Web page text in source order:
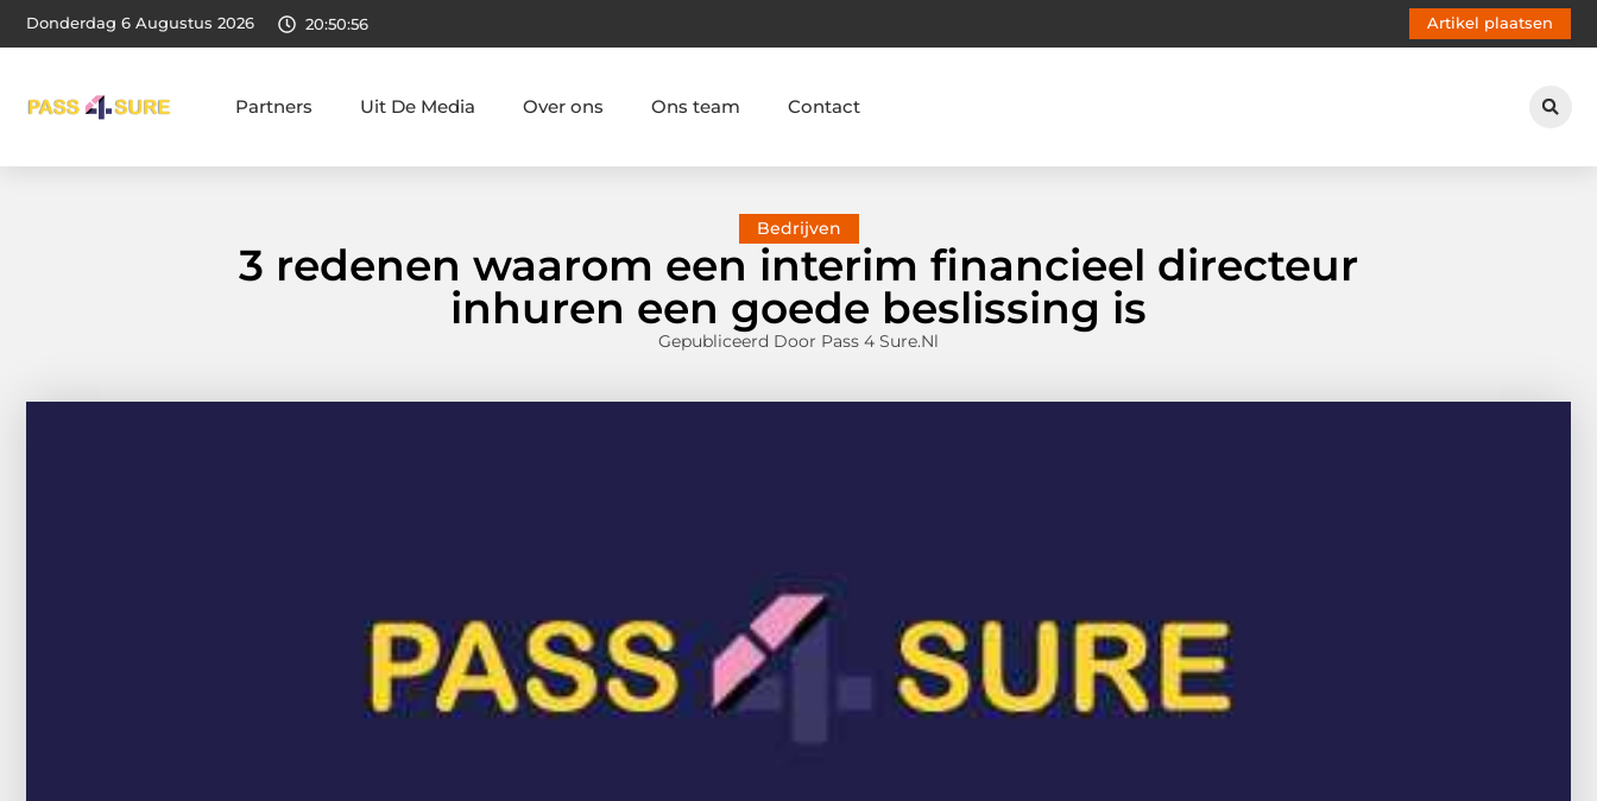
Donderdag 6 Augustus 2026 20:50:57 Artikel plaatsen
Partners Uit De Media Over ons Ons team Contact
Bedrijven
3 redenen waarom een interim financieel directeur
inhuren een goede beslissing is
Gepubliceerd Door Pass 4 Sure.nl